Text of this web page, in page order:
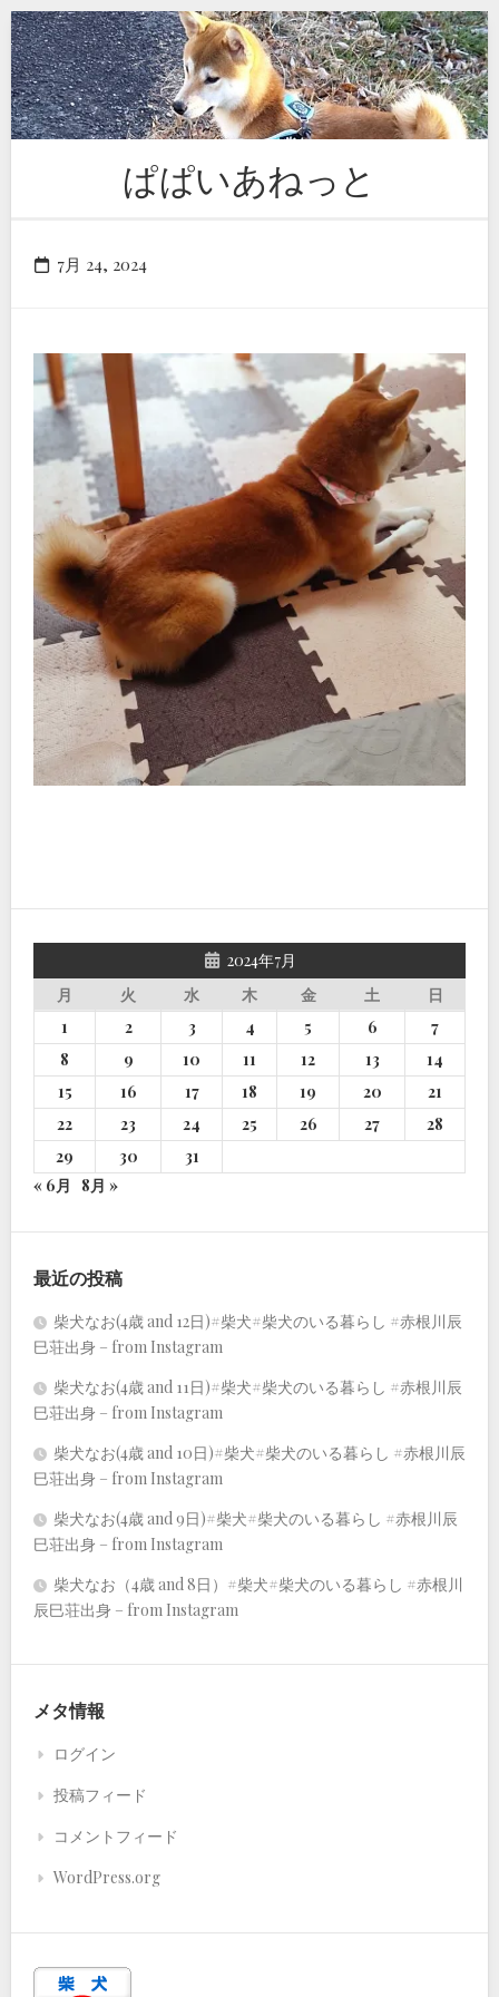
Skip
to
content
ぱぱいあねっと
7月 24, 2024
2024年7月
月
火 水 木 金 土
日
1
2 3 4 5 6
7
8
9 10 11 12 13
14
15
16 17 18 19 20
21
22
23 24 25 26 27
28
29
30
31
« 6月
8月 »
最近の投稿
柴犬なお(4歳 and 12日)#柴犬#柴犬のいる暮らし #赤根川辰
巳荘出身 – from Instagram
柴犬なお(4歳 and 11日)#柴犬#柴犬のいる暮らし #赤根川辰
巳荘出身 – from Instagram
柴犬なお(4歳 and 10日)#柴犬#柴犬のいる暮らし #赤根川辰
巳荘出身 – from Instagram
柴犬なお(4歳 and 9日)#柴犬#柴犬のいる暮らし #赤根川辰
巳荘出身 – from Instagram
柴犬なお（4歳 and 8日）#柴犬#柴犬のいる暮らし #赤根川
辰巳荘出身 – from Instagram
メタ情報
ログイン
投稿フィード
コメントフィード
WordPress.org